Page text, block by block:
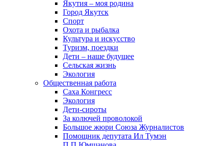
Якутия – моя родина
Город Якутск
Спорт
Охота и рыбалка
Культура и искусство
Туризм, поездки
Дети – наше будущее
Сельская жизнь
Экология
Общественная работа
Саха Конгресс
Экология
Дети-сироты
За колючей проволокой
Большое жюри Союза Журналистов
Помощник депутата Ил Тумэн